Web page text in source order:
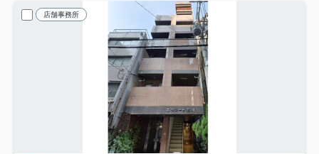
店舗事務所